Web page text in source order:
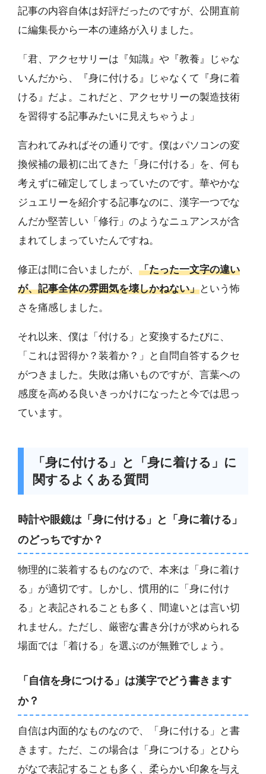
記事の内容自体は好評だったのですが、公開直前
に編集長から一本の連絡が入りました。
「君、アクセサリーは『知識』や『教養』じゃな
いんだから、『身に付ける』じゃなくて『身に着
ける』だよ。これだと、アクセサリーの製造技術
を習得する記事みたいに見えちゃうよ」
言われてみればその通りです。僕はパソコンの変
換候補の最初に出てきた「身に付ける」を、何も
考えずに確定してしまっていたのです。華やかな
ジュエリーを紹介する記事なのに、漢字一つでな
んだか堅苦しい「修行」のようなニュアンスが含
まれてしまっていたんですね。
修正は間に合いましたが、 「たった一文字の違い
が、記事全体の雰囲気を壊しかねない」という怖
さを痛感しました。
それ以来、僕は「付ける」と変換するたびに、
「これは習得か？装着か？」と自問自答するクセ
がつきました。失敗は痛いものですが、言葉への
感度を高める良いきっかけになったと今では思っ
ています。
「身に付ける」と「身に着ける」に
関するよくある質問
時計や眼鏡は「身に付ける」と「身に着ける」
のどっちですか？
物理的に装着するものなので、本来は「身に着け
る」が適切です。しかし、慣用的に「身に付け
る」と表記されることも多く、間違いとは言い切
れません。ただし、厳密な書き分けが求められる
場面では「着ける」を選ぶのが無難でしょう。
「自信を身につける」は漢字でどう書きます
か？
自信は内面的なものなので、「身に付ける」と書
きます。ただ、この場合は「身につける」とひら
がなで表記することも多く、柔らかい印象を与え